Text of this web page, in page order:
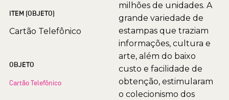
ITEM (OBJETO)
Cartão Telefônico
OBJETO
Cartão Telefônico
milhões de unidades. A
grande variedade de
estampas que traziam
informações, cultura e
arte, além do baixo
custo e facilidade de
obtenção, estimularam
o colecionismo dos